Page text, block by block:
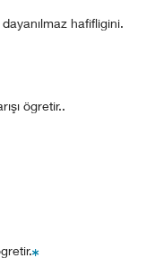
hafifligini.
ögretir..